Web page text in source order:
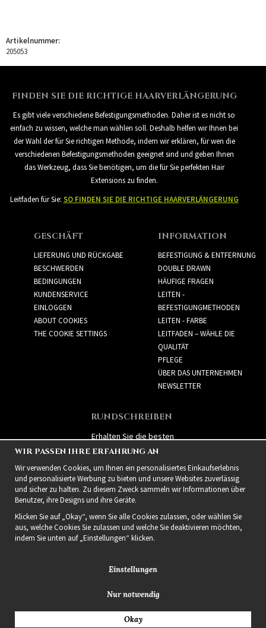
Artikelnummer:
205053
FINDEN SIE DIE RICHTIGE HAARVERLÄNGERUNG
Es gibt viele verschiedene Befestigungsmethoden. Daher ist es nicht so
einfach zu wissen, welche man wählen soll. Deshalb helfen wir Ihnen bei
der Wahl der für Sie richtigen Methode, indem wir erklären, für wen die
verschiedenen Befestigungsmethoden geeignet sind und geben Ihnen
das Werkzeug, dass Sie benötigen, um die für Sie perfekten Hair
Extensions zu finden.
Leitfaden für Sie: SO FINDEN SIE DIE RICHTIGE HAARVERLÄNGERUNG
GESCHÄFT
LIEFERUNG UND RÜCKGABE
BESCHWERDEN
BEDINGUNGEN
KUNDENSERVICE
EINLOGGEN
ABOUT COOKIES
THE COOKIE SETTINGS
INFORMATION
BEFESTIGUNG & ENTFERNUNG
DOUBLE DRAWN
HÄUFIGE FRAGEN
LEITEN -
BEFESTIGUNGMETHODEN
LEITEN - FARBE
LEITFADEN – WÄHLE DIE
QUALITÄT
PFLEGE
ÜBER DAS UNTERNEHMEN
NEWSLETTER
RUNDSCHREIBEN
Erhalten Sie die besten
Angebote und spannende
neue Produkte!
2021 Delightful Hair
WIR PASSEN IHRE ERFAHRUNG AN
Wir verwenden Cookies, um Ihnen ein personalisiertes Einkaufserlebnis
und personalisierte Werbung zu bieten und unsere Websites zuverlässig
und sicher zu halten. Zu diesem Zweck sammeln wir Informationen über
Benutzer, ihre Designs und ihre Geräte.
Klicken Sie auf „Okay“, wenn Sie alle Cookies zulassen, oder wählen Sie
aus, welche Cookies Sie zulassen und welche Sie deaktivieren möchten,
indem Sie unten auf „Einstellungen“ klicken.
Einstellungen
Nur notwendig
Okay